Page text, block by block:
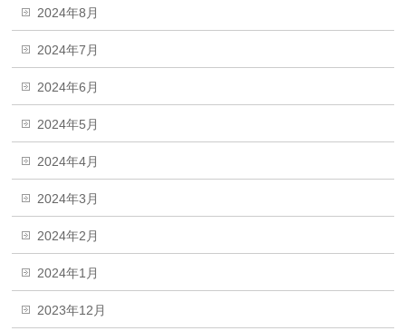
2024年8月
2024年7月
2024年6月
2024年5月
2024年4月
2024年3月
2024年2月
2024年1月
2023年12月